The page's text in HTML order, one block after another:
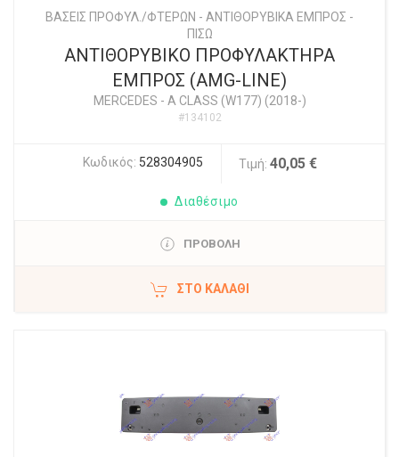
ΒΑΣΕΙΣ ΠΡΟΦΥΛ./ΦΤΕΡΩΝ - ΑΝΤΙΘΟΡΥΒΙΚΑ ΕΜΠΡΟΣ -
ΠΙΣΩ
ΑΝΤΙΘΟΡΥΒΙΚΟ ΠΡΟΦΥΛΑΚΤΗΡΑ
ΕΜΠΡΟΣ (AMG-LINE)
MERCEDES - A CLASS (W177) (2018-)
#134102
Κωδικός: 528304905 Τιμή: 40,05 €
Διαθέσιμο
ΠΡΟΒΟΛΗ
ΣΤΟ ΚΑΛΆΘΙ